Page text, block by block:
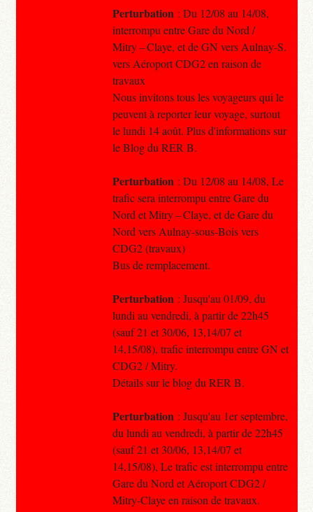
Perturbation : Du 12/08 au 14/08,
interrompu entre Gare du Nord /
Mitry – Claye, et de GN vers Aulnay-S.
vers Aéroport CDG2 en raison de
travaux
Nous invitons tous les voyageurs qui le
peuvent à reporter leur voyage, surtout
le lundi 14 août. Plus d'informations sur
le Blog du RER B.
Perturbation : Du 12/08 au 14/08, Le
trafic sera interrompu entre Gare du
Nord et Mitry – Claye, et de Gare du
Nord vers Aulnay-sous-Bois vers
CDG2 (travaux)
Bus de remplacement.
Perturbation : Jusqu'au 01/09, du
lundi au vendredi, à partir de 22h45
(sauf 21 et 30/06, 13,14/07 et
14,15/08), trafic interrompu entre GN et
CDG2 / Mitry.
Détails sur le blog du RER B.
Perturbation : Jusqu'au 1er septembre,
du lundi au vendredi, à partir de 22h45
(sauf 21 et 30/06, 13,14/07 et
14,15/08), Le trafic est interrompu entre
Gare du Nord et Aéroport CDG2 /
Mitry-Claye en raison de travaux.